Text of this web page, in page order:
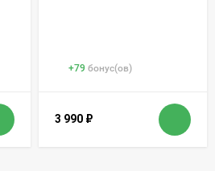
+79 бонус(ов)
3 990 ₽